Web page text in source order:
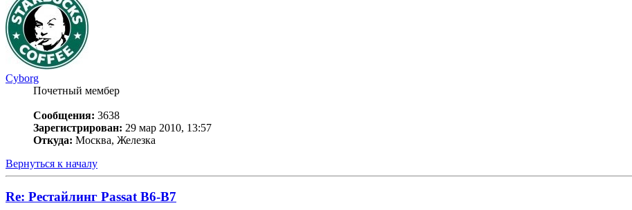
Cyborg
Почетный мембер
Сообщения: 3638
Зарегистрирован: 29 мар 2010, 13:57
Откуда: Москва, Железка
Вернуться к началу
Re: Рестайлинг Passat B6-B7